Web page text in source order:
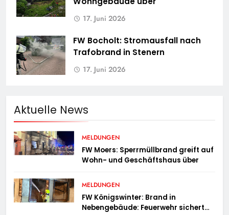
17. Juni 2026
FW Bocholt: Stromausfall nach
Trafobrand in Stenern
17. Juni 2026
Aktuelle News
MELDUNGEN
FW Moers: Sperrmüllbrand greift auf
Wohn- und Geschäftshaus über
MELDUNGEN
FW Königswinter: Brand in
Nebengebäude: Feuerwehr sichert